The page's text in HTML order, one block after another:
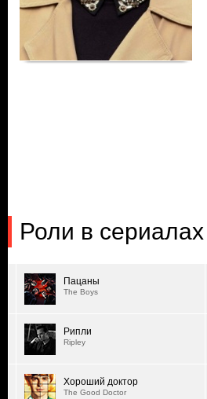
Роли в сериалах
Пацаны
The Boys
Рипли
Ripley
Хороший доктор
The Good Doctor